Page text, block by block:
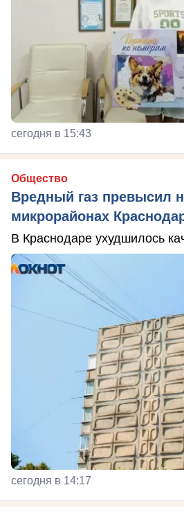
сегодня в 15:43
Общество
Вредный газ превысил
микрорайонах
В Краснодаре ухудшилось
сегодня в 14:17